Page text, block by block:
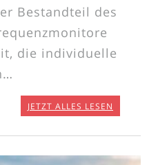
Bestandteil des
die individuelle
JETZT ALLES LESEN